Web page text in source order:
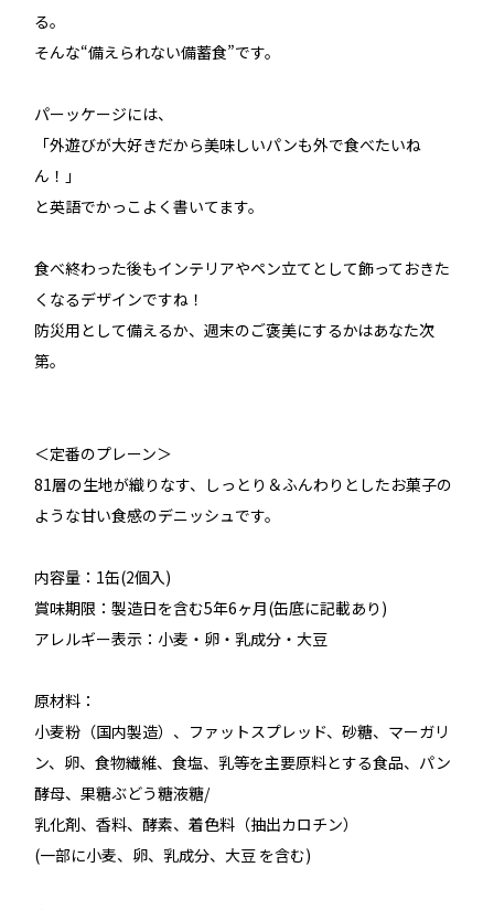
る。
そんな“備えられない備蓄食”です。
パーッケージには、
「外遊びが大好きだから美味しいパンも外で食べたいね
ん！」
と英語でかっこよく書いてます。
食べ終わった後もインテリアやペン立てとして飾っておきた
くなるデザインですね！
防災用として備えるか、週末のご褒美にするかはあなた次
第。
＜定番のプレーン＞
81層の生地が織りなす、しっとり＆ふんわりとしたお菓子の
ような甘い食感のデニッシュです。
内容量：1缶(2個入)
賞味期限：製造日を含む5年6ヶ月(缶底に記載あり)
アレルギー表示：小麦・卵・乳成分・大豆
原材料：
小麦粉（国内製造）、ファットスプレッド、砂糖、マーガリ
ン、卵、食物繊維、食塩、乳等を主要原料とする食品、パン
酵母、果糖ぶどう糖液糖/
乳化剤、香料、酵素、着色料（抽出カロチン）
(一部に小麦、卵、乳成分、大豆 を含む)